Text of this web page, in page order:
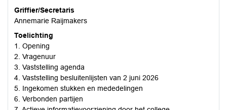
Griffier/Secretaris
Annemarie Raijmakers
Toelichting
1. Opening
2. Vragenuur
3. Vaststelling agenda
4. Vaststelling besluitenlijsten van 2 juni 2026
5. Ingekomen stukken en mededelingen
6. Verbonden partijen